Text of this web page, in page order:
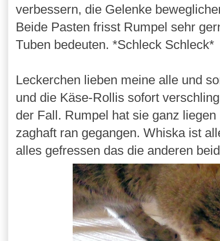
verbessern, die Gelenke
Beide Pasten frisst Rumpel sehr
Tuben bedeuten. *Schleck Schleck*
Leckerchen lieben meine alle und
und die Käse-Rollis sofort
der Fall. Rumpel hat sie ganz
zaghaft ran gegangen. Whiska ist
alles gefressen das die anderen